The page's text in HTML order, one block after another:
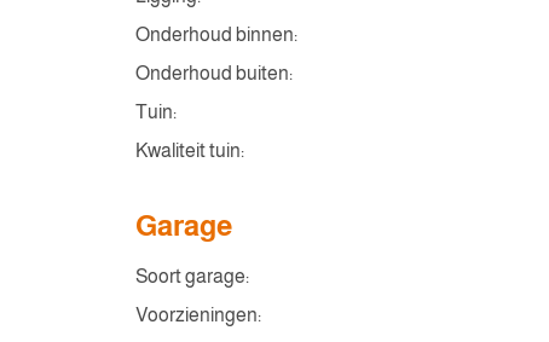
Onderhoud binnen:
Onderhoud buiten:
Tuin:
Kwaliteit tuin:
Garage
Soort garage:
Voorzieningen: